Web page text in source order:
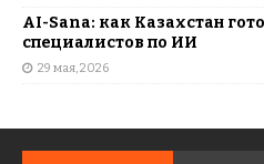
AI-Sana: как Казахстан
специалистов по ИИ
29 мая, 2026